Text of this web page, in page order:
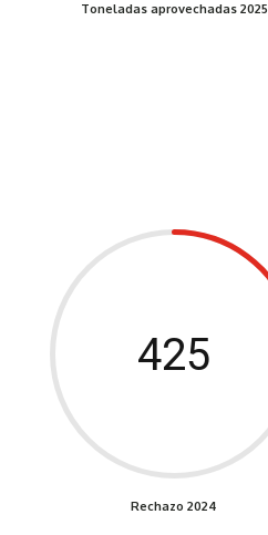
Toneladas aprovechadas 2025
425
Rechazo 2024